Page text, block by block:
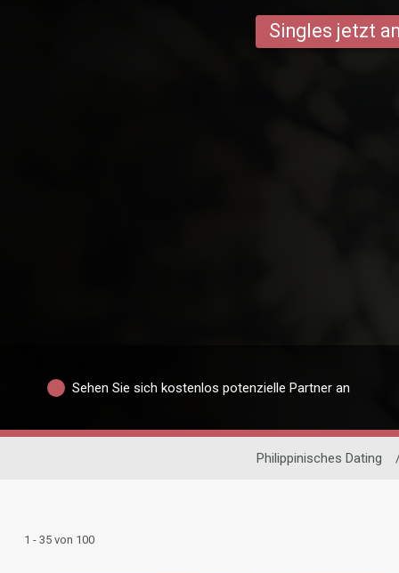
Singles jetzt
Sehen Sie sich kostenlos potenzielle Partner an
Philippinisches Dating
1 - 35 von 100